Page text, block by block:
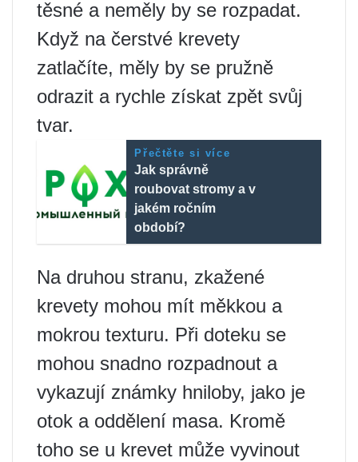
těsné a neměly by se rozpadat.
Když na čerstvé krevety
zatlačíte, měly by se pružně
odrazit a rychle získat zpět svůj
tvar.
Přečtěte si více
Jak správně
roubovat stromy a v
jakém ročním
období?
Na druhou stranu, zkažené
krevety mohou mít měkkou a
mokrou texturu. Při doteku se
mohou snadno rozpadnout a
vykazují známky hniloby, jako je
otok a oddělení masa. Kromě
toho se u krevet může vyvinout